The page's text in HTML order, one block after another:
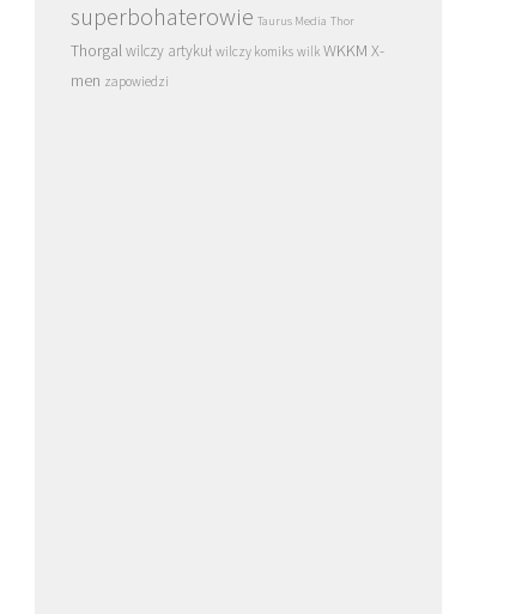
superbohaterowie Taurus Media Thor
Thorgalwilczy artykuł wilczy komiks wilk WKKM X-
men zapowiedzi